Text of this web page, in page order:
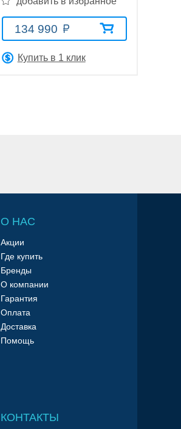
134 990
Купить в 1 клик
О НАС
Акции
Где купить
Бренды
О компании
Гарантия
Оплата
Доставка
Помощь
КОНТАКТЫ